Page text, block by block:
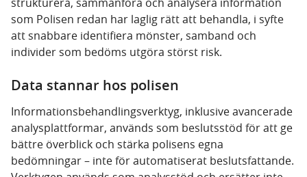
som Polisen redan har laglig rätt att behandla, i syfte
att snabbare identifiera mönster, samband och
individer som bedöms utgöra störst risk.
Data stannar hos polisen
Informationsbehandlingsverktyg, inklusive avancerade
analysplattformar, används som beslutsstöd för att ge
bättre överblick och stärka polisens egna
bedömningar – inte för automatiserat beslutsfattande.